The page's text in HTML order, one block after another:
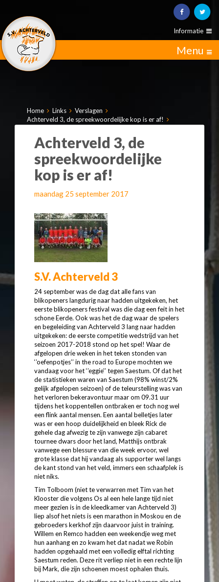
Informatie
Menu
Home Links
Verslagen
Achterveld 3, de spreekwoordelijke kop is er af!
Achterveld 3, de
spreekwoordelijke
kop is er af!
maandag 25 september 2017
S.V. Achterveld 3
24 september was de dag dat alle fans van
blikopeners langdurig naar hadden uitgekeken, het
eerste blikopeners festival was die dag een feit in het
schone Eerde. Ook was het de dag waar de spelers
en begeleiding van Achterveld 3 lang naar hadden
uitgekeken: de eerste competitie wedstrijd van het
seizoen 2017-2018 stond op het spel! Waar de
afgelopen drie weken in het teken stonden van
‘’oefenpotjes’’ in the road to Europe mochten we
vandaag voor het ‘’eggie’’ tegen Saestum. Of dat het
de statistieken waren van Saestum (98% winst/2%
gelijk afgelopen seizoen) of de teleurstelling was van
het verloren bekeravontuur maar om 09.31 uur
tijdens het koppentellen ontbraken er toch nog wel
een flink aantal mensen. Een aantal belletjes later
was er een hoop duidelijkheid en bleek Rick de
gehele dag afwezig te zijn vanwege zijn cabaret
tournee dwars door het land, Matthijs ontbrak
vanwege een blessure van die week ervoor, wel
grote klasse dat hij vandaag als supporter wel langs
de kant stond van het veld, immers een schaafplek is
niet niks.
Tim Tolboom (niet te verwarren met Tim van het
Klooster die volgens Os al een hele lange tijd niet
meer gezien is in de kleedkamer van Achterveld 3)
liep alsof het niets is een marathon in Moskou en de
gebroeders kerkhof zijn daarvoor juist in training.
Willem en Remco hadden een weekendje weg met
hun aanhang en zo kwam het dat nadat we Robin
hadden opgehaald met een volledig elftal richting
Saestum reden. Deze rit verliep niet in een rechte lijn
bij Mark, die zijn schoenen moest ophalen thuis.